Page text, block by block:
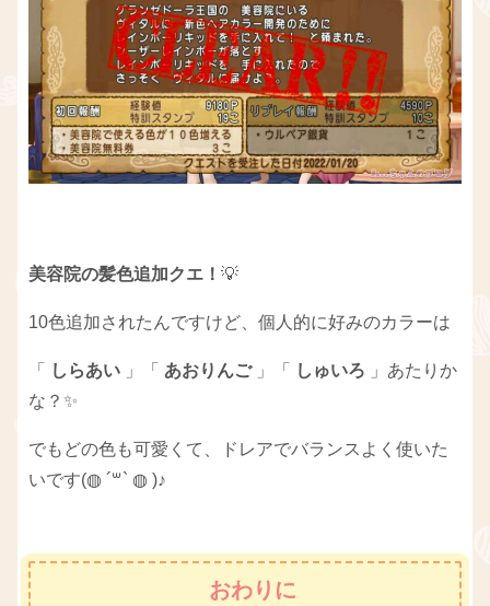
美容院の髪色追加クエ！ 💡
10色追加されたんですけど、個人的に好みのカラーは
「 しらあい 」「 あおりんご」「 しゅいろ 」あたりか
な？✨
でもどの色も可愛くて、ドレアでバランスよく使いた
いです(◍ ´꒳` ◍ )♪
おわりに